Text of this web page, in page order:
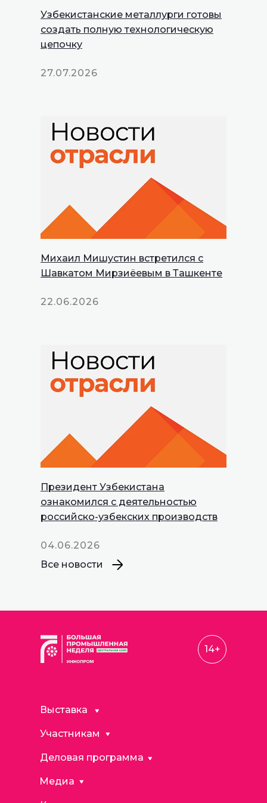
Узбекистанские металлурги готовы
создать полную технологическую
цепочку
27.07.2026
Михаил Мишустин встретился с
Шавкатом Мирзиёевым в Ташкенте
22.06.2026
Президент Узбекистана
ознакомился с деятельностью
российско-узбекских производств
04.06.2026
Все новости
14+
INNOPROM
Talks
Медиа
Участникам
Деловая программа
Выставка